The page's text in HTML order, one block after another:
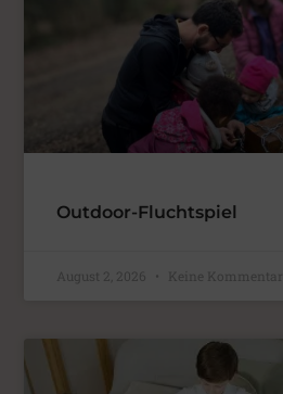
Outdoor-Fluchtspiel
August 2, 2026 Keine Kommentare